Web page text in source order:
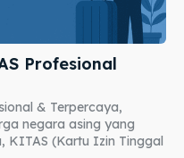
Profesional
& Terpercaya,
negara asing yang
KITAS (Kartu Izin Tinggal